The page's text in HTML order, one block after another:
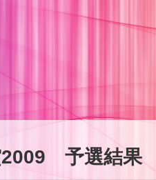
2009 予選結果